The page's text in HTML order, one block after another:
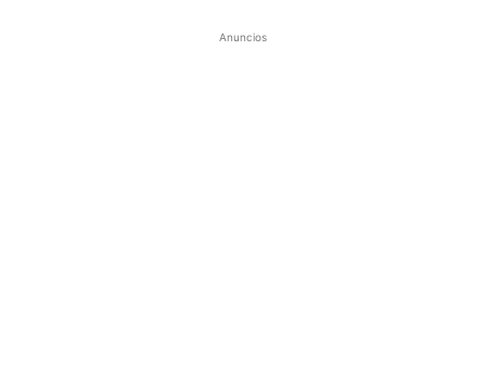
Anuncios